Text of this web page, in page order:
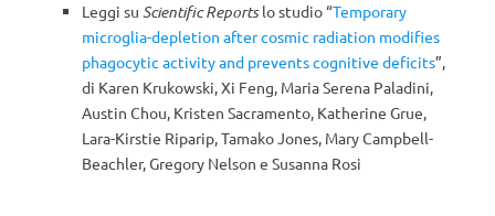
Leggi su Scientific Reportslo studio “Temporary
microglia-depletion after cosmic radiation modifies
phagocytic activity and prevents cognitive deficits”,
di Karen Krukowski, Xi Feng, Maria Serena Paladini,
Austin Chou, Kristen Sacramento, Katherine Grue,
Lara-Kirstie Riparip, Tamako Jones, Mary Campbell-
Beachler, Gregory Nelson e Susanna Rosi